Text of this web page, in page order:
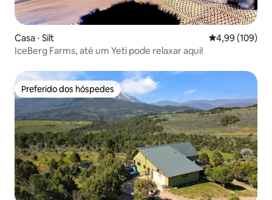
Casa ⋅ Silt 4,99 de uma
4,99 (109)
IceBerg Farms, até um Yeti pode relaxar aqui!
Preferido dos hóspedes
Preferido dos hóspedes